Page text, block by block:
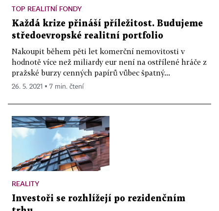
TOP REALITNÍ FONDY
Každá krize přináší příležitost. Budujeme
středoevropské realitní portfolio
Nakoupit během pěti let komerční nemovitosti v
hodnotě více než miliardy eur není na ostřílené hráče z
pražské burzy cenných papírů vůbec špatný...
26. 5. 2021 ▪ 7 min. čtení
REALITY
Investoři se rozhlížejí po rezidenčním